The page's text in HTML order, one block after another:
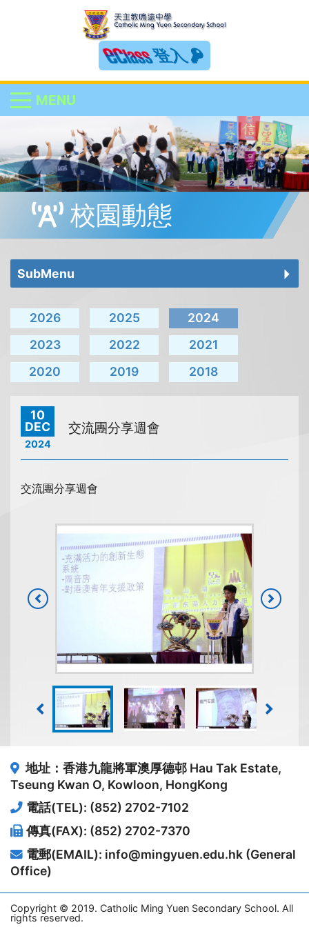
登入
MENU
校園動態
SubMenu
2026 2025
2024
2023
2022
2021
2020
2019 2018
10
DEC
2024
交流團分享週會
交流團分享週會
地址：香港九龍將軍澳厚德邨 Hau Tak Estate,
Tseung Kwan O, Kowloon, HongKong
電話(TEL): (852) 2702-7102
傳真(FAX): (852) 2702-7370
電郵(EMAIL): info@mingyuen.edu.hk (General
Office)
Copyright © 2019. Catholic Ming Yuen Secondary School. All
rights reserved.